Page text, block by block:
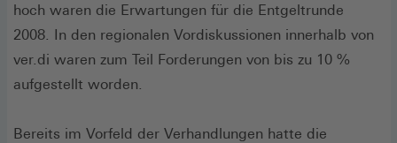
hoch waren die Erwartungen für die Entgeltrunde
2008. In den regionalen Vordiskussionen innerhalb von
ver.di waren zum Teil Forderungen von bis zu 10 %
aufgestellt worden.
Bereits im Vorfeld der Verhandlungen hatte die